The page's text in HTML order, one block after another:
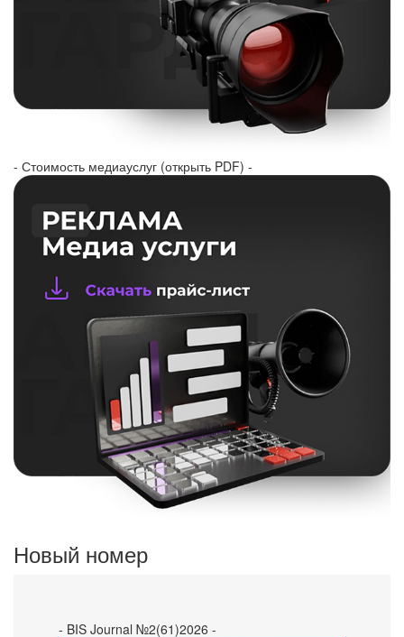
- Стоимость медиауслуг (открыть PDF) -
Новый номер
- BIS Journal №2(61)2026 -